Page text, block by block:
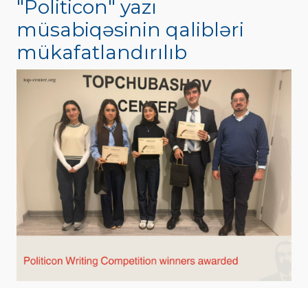
"Politicon" yazı
müsabiqəsinin qalibləri
mükafatlandırılıb